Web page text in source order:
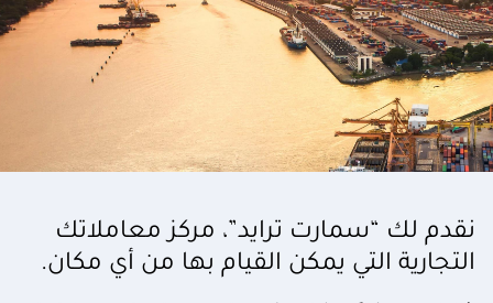
نقدم لك “سمارت ترايد”، مركز معاملاتك
التجارية التي يمكن القيام بها من أي مكان.